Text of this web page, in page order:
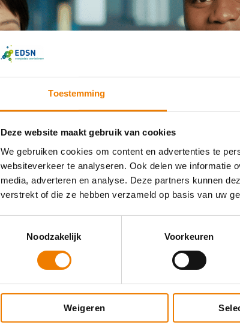
Toestemming
Deze website maakt gebruik van cookies
We gebruiken cookies om content en advertenties te
websiteverkeer te analyseren. Ook delen we informatie
media, adverteren en analyse. Deze partners kunnen
verstrekt of die ze hebben verzameld op basis van uw
Noodzakelijk Voorkeuren
Weigeren